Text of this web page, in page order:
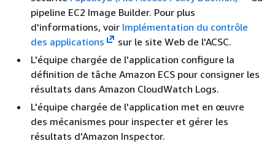
pipeline EC2 Image Builder. Pour plus
d'informations, voir Implémentation du contrôle
des applications
sur le site Web de l'ACSC.
L'équipe chargée de l'application configure la
définition de tâche Amazon ECS pour consigner les
résultats dans Amazon CloudWatch Logs.
L'équipe chargée de l'application met en œuvre
des mécanismes pour inspecter et gérer les
résultats d'Amazon Inspector.